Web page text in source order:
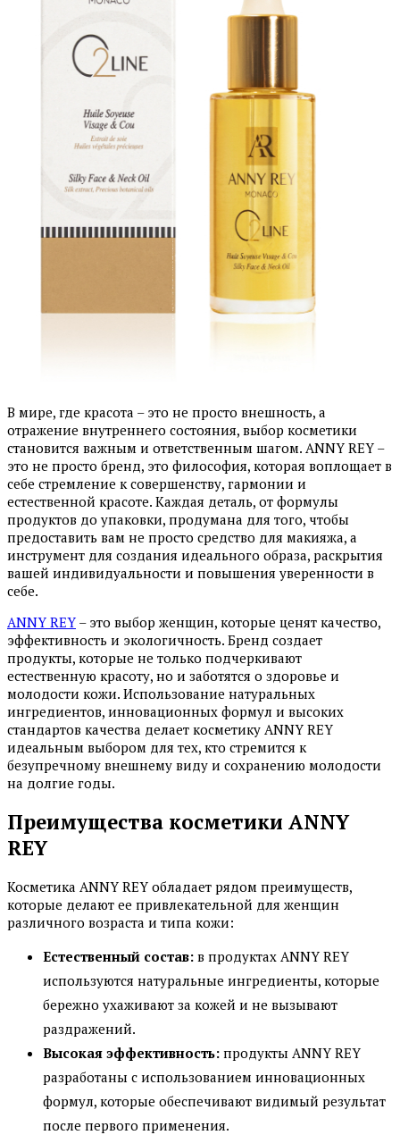
В мире, где красота – это не просто внешность, а
отражение внутреннего состояния, выбор косметики
становится важным и ответственным шагом. ANNY REY –
это не просто бренд, это философия, которая воплощает в
себе стремление к совершенству, гармонии и
естественной красоте. Каждая деталь, от формулы
продуктов до упаковки, продумана для того, чтобы
предоставить вам не просто средство для макияжа, а
инструмент для создания идеального образа, раскрытия
вашей индивидуальности и повышения уверенности в
себе.
ANNY REY – это выбор женщин, которые ценят качество,
эффективность и экологичность. Бренд создает
продукты, которые не только подчеркивают
естественную красоту, но и заботятся о здоровье и
молодости кожи. Использование натуральных
ингредиентов, инновационных формул и высоких
стандартов качества делает косметику ANNY REY
идеальным выбором для тех, кто стремится к
безупречному внешнему виду и сохранению молодости
на долгие годы.
Преимущества косметики ANNY
REY
Косметика ANNY REY обладает рядом преимуществ,
которые делают ее привлекательной для женщин
различного возраста и типа кожи:
Естественный состав: в продуктах ANNY REY
используются натуральные ингредиенты, которые
бережно ухаживают за кожей и не вызывают
раздражений.
Высокая эффективность: продукты ANNY REY
разработаны с использованием инновационных
формул, которые обеспечивают видимый результат
после первого применения.